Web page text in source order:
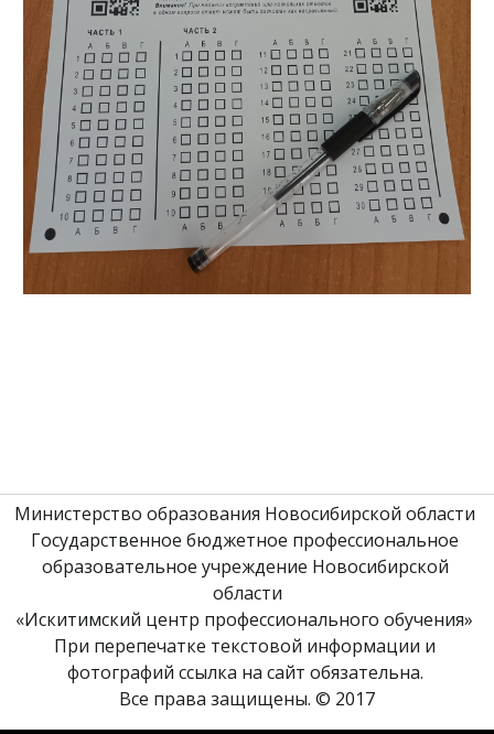
Министерство образования Новосибирской области
Государственное бюджетное профессиональное
образовательное учреждение Новосибирской
области
«Искитимский центр профессионального обучения»
При перепечатке текстовой информации и
фотографий ссылка на сайт обязательна.
Все права защищены. © 2017